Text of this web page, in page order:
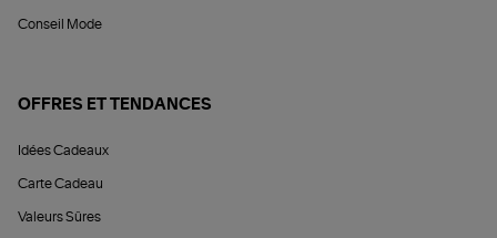
Conseil Mode
OFFRES ET TENDANCES
Idées Cadeaux
Carte Cadeau
Valeurs Sûres